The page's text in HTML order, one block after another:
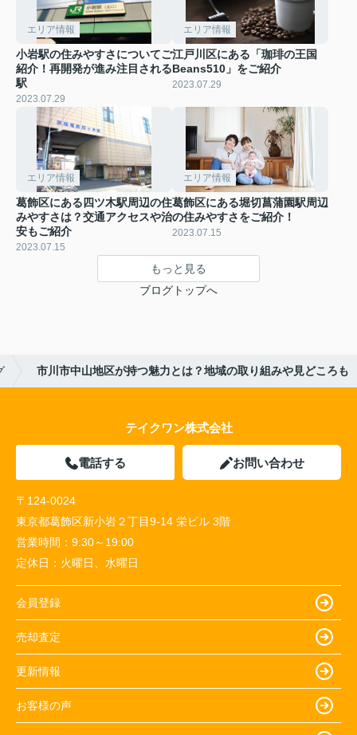
エリア情報
小岩駅の住みやすさについてご
紹介！再開発が進み注目される
駅
2023.07.29
エリア情報
江戸川区にある「珈琲の王国
Beans510」をご紹介
2023.07.29
エリア情報
葛飾区にある四ツ木駅周辺の住
みやすさは？交通アクセスや治
安もご紹介
2023.07.15
エリア情報
葛飾区にある堀切菖蒲園駅周辺
の住みやすさをご紹介！
2023.07.15
もっと見る
ブログトップへ
市川市中山地区が持つ魅力とは？地域の取り組みや見どころも
テイクワン株式会社
電話する お問い合わせ
〒124-0024
東京都葛飾区新小岩２丁目9-14 栄ビル 3階
営業時間： 9:30～19:00
定休日： 火曜日、水曜日
会員登録
売却査定
更新情報
お客様の声